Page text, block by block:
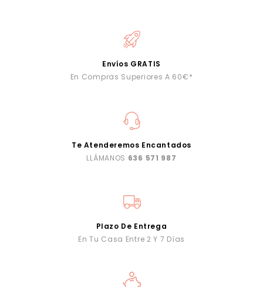
Envíos GRATIS
En Compras Superiores A 60€*
Te Atenderemos Encantados
LLÁMANOS 636 571 987
Plazo De Entrega
En Tu Casa Entre 2 Y 7 Días